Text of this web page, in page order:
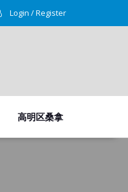
Login / Register
高明区桑拿